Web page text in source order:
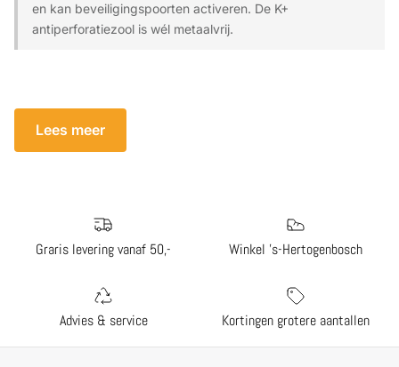
en kan beveiligingspoorten activeren. De K+
antiperforatiezool is wél metaalvrij.
Lees meer
Graris levering vanaf 50,- Winkel 's-Hertogenbosch
Advies & service Kortingen grotere aantallen